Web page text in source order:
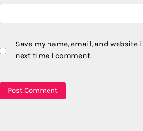
Save my name, email, and
next time I comment.